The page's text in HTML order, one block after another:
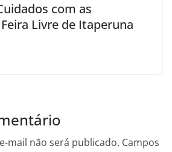
com as
Livre de Itaperuna
mail não será publicado. Campos